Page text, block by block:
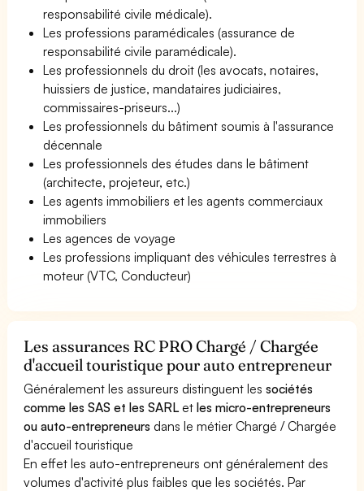
responsabilité civile médicale).
Les professions paramédicales (assurance de
responsabilité civile paramédicale).
Les professionnels du droit (les avocats, notaires,
huissiers de justice, mandataires judiciaires,
commissaires-priseurs...)
Les professionnels du bâtiment soumis à l'assurance
décennale
Les professionnels des études dans le bâtiment
(architecte, projeteur, etc.)
Les agents immobiliers et les agents commerciaux
immobiliers
Les agences de voyage
Les professions impliquant des véhicules terrestres à
moteur (VTC, Conducteur)
Les assurances RC PRO Chargé / Chargée
d'accueil touristique pour auto entrepreneur
Généralement les assureurs distinguent lessociétés
comme les SAS et les SARL etles micro-entrepreneurs
ou auto-entrepreneurs dans le métier Chargé / Chargée
d'accueil touristique
En effet les auto-entrepreneurs ont généralement des
volumes d'activité plus faibles que les sociétés. Par